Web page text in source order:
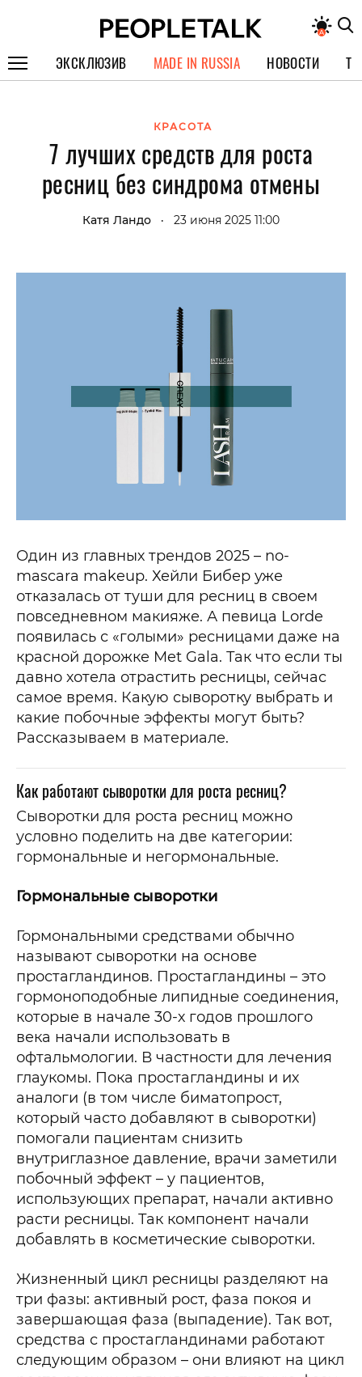
ЭКСКЛЮЗИВ
СПЕЦПРОЕКТЫ
ИНТЕРВЬЮ
ПОКОЛЕНИЕ
MADE IN RUSSIA НОВОСТИ
КРАСОТА
7 лучших средств для роста
ресниц без синдрома отмены
Катя Ландо • 23 июня 2025 11:00
Один из главных трендов 2025 – no-
mascara makeup. Хейли Бибер уже
отказалась от туши для ресниц в своем
повседневном макияже. А певица Lorde
появилась с «голыми» ресницами даже на
красной дорожке Met Gala. Так что если ты
давно хотела отрастить ресницы, сейчас
самое время. Какую сыворотку выбрать и
какие побочные эффекты могут быть?
Рассказываем в материале.
Как работают сыворотки для роста ресниц?
Сыворотки для роста ресниц можно
условно поделить на две категории:
гормональные и негормональные.
Гормональные сыворотки
Гормональными средствами обычно
называют сыворотки на основе
простагландинов. Простагландины – это
гормоноподобные липидные соединения,
которые в начале 30-х годов прошлого
века начали использовать в
офтальмологии. В частности для лечения
глаукомы. Пока простагландины и их
аналоги (в том числе биматопрост,
который часто добавляют в сыворотки)
помогали пациентам снизить
внутриглазное давление, врачи заметили
побочный эффект – у пациентов,
использующих препарат, начали активно
расти ресницы. Так компонент начали
добавлять в косметические сыворотки.
Жизненный цикл ресницы разделяют на
три фазы: активный рост, фаза покоя и
завершающая фаза (выпадение). Так вот,
средства с простагландинами работают
следующим образом – они влияют на цикл